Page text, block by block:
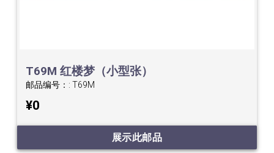
T69M 红楼梦（小型张）
邮品编号：:T69M
¥0
展示此邮品